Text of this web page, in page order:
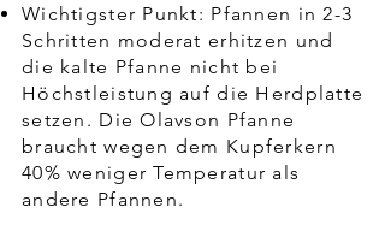
Wichtigster Punkt: Pfannen in 2-3
Schritten moderat erhitzen und
die kalte Pfanne nicht bei
Höchstleistung auf die Herdplatte
setzen. Die Olavson Pfanne
braucht wegen dem Kupferkern
40% weniger Temperatur als
andere Pfannen.